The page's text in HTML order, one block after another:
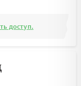
доступ.